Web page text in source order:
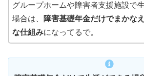
グループホームや障害者支援施設で
場合は、
障害基礎年金だけでまかな
な仕組みになってるで。